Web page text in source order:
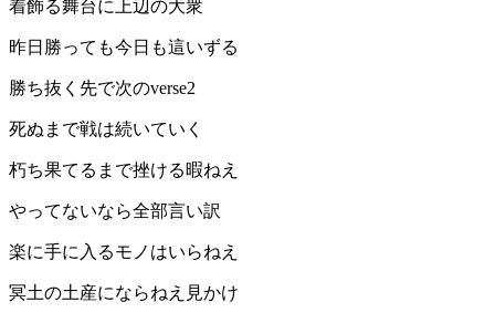
着飾る舞台に上辺の大衆
昨日勝っても今日も這いずる
勝ち抜く先で次のverse2
死ぬまで戦は続いていく
朽ち果てるまで挫ける暇ねえ
やってないなら全部言い訳
楽に手に入るモノはいらねえ
冥土の土産にならねえ見かけ